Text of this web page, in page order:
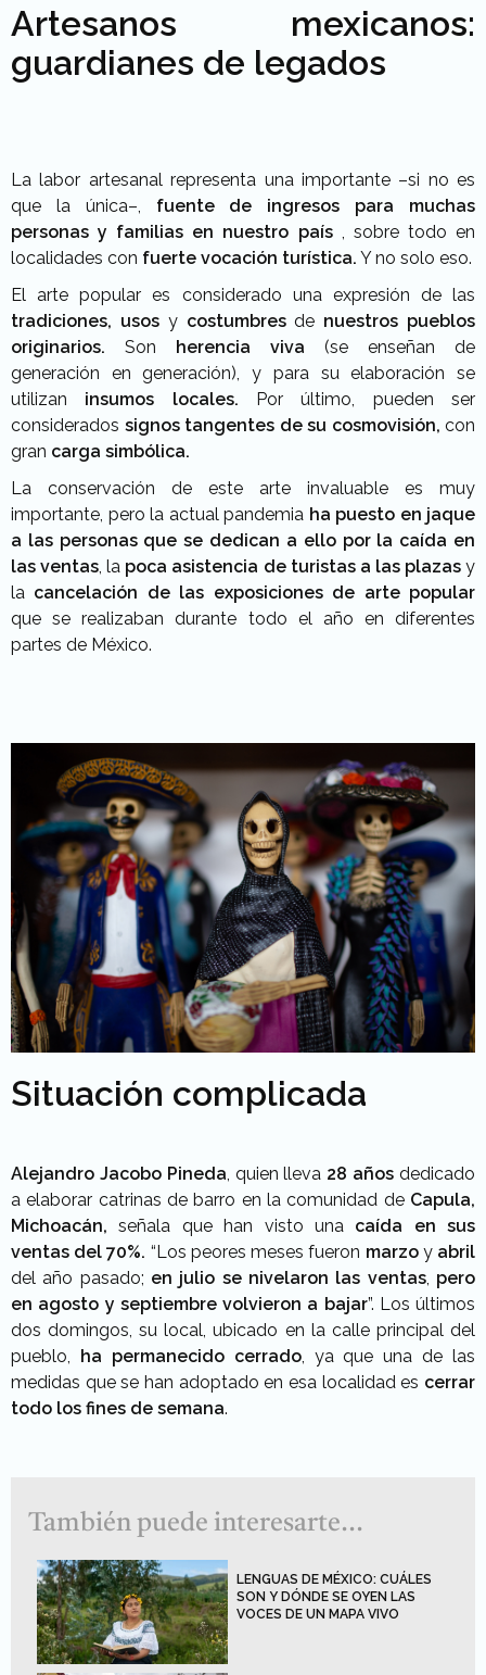
Artesanos mexicanos:
guardianes de legados
La labor artesanal representa una importante –si no es
que la única–, fuente de ingresos para muchas
personas y familias en nuestro país, sobre todo en
localidades con fuerte vocación turística. Y no solo eso.
El arte popular es considerado una expresión de las
tradiciones, usosy costumbresde nuestros pueblos
originarios. Son herencia viva (se enseñan de
generación en generación), y para su elaboración se
utilizan insumos locales. Por último, pueden ser
considerados signos tangentes de su cosmovisión, con
gran carga simbólica.
La conservación de este arte invaluable es muy
importante, pero la actual pandemia ha puesto en jaque
a las personas que se dedican a ello por la caída en
las ventas, la poca asistencia de turistas a las plazasy
la cancelación de las exposiciones de arte popular
que se realizaban durante todo el año en diferentes
partes de México.
Situación complicada
Alejandro Jacobo Pineda, quien lleva 28 años dedicado
a elaborar catrinas de barro en la comunidad de Capula,
Michoacán, señala que han visto una caída en sus
ventas del 70%. “Los peores meses fueron marzoy abril
del año pasado; en julio se nivelaron las ventas, pero
en agosto y septiembre volvieron a bajar”. Los últimos
dos domingos, su local, ubicado en la calle principal del
pueblo,
ha permanecido cerrado, ya que una de las
medidas que se han adoptado en esa localidad es cerrar
todo los fines de semana.
También puede interesarte...
LENGUAS DE MÉXICO: CUÁLES
SON Y DÓNDE SE OYEN LAS
VOCES DE UN MAPA VIVO